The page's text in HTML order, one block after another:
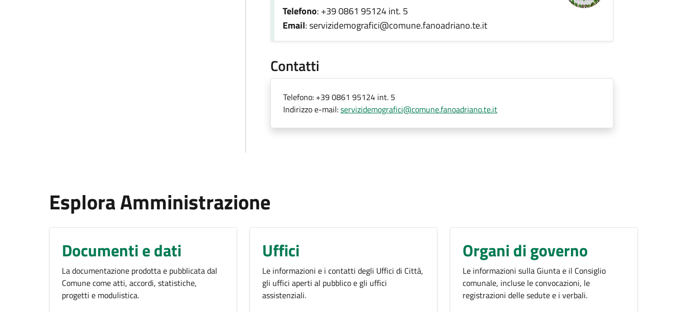
Telefono: +39 0861 95124 int. 5
Email: servizidemografici@comune.fanoadriano.te.it
Contatti
Telefono: +39 0861 95124 int. 5
Indirizzo e-mail:servizidemografici@comune.fanoadriano.te.it
Esplora Amministrazione
Documenti e dati
La documentazione prodotta e pubblicata dal
Comune come atti, accordi, statistiche,
progetti e modulistica.
Uffici
Le informazioni e i contatti degli Uffici di Città,
gli uffici aperti al pubblico e gli uffici
assistenziali.
Organi di governo
Le informazioni sulla Giunta e il Consiglio
comunale, incluse le convocazioni, le
registrazioni delle sedute e i verbali.